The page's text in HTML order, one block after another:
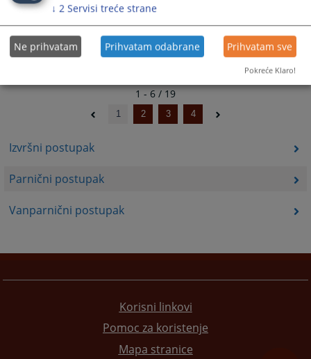
Izvršni postupak
Parnični postupak
Vanparnični postupak
1 - 6 / 19
1 2 3 4
Korisni linkovi
Pomoc za koristenje
Mapa stranice
↓ 2 Servisi treće strane
Ne prihvatam Prihvatam odabrane Prihvatam sve
Pokreće Klaro!